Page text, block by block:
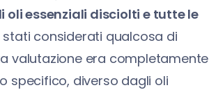
oli essenziali disciolti e tutte le
stati considerati qualcosa di
valutazione era completamente
specifico, diverso dagli oli